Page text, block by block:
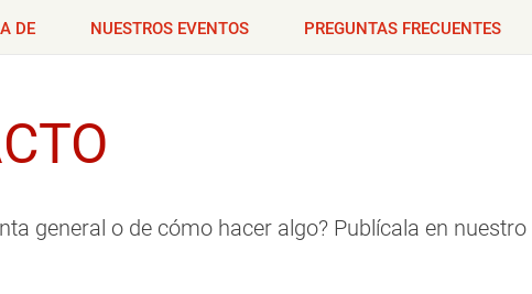
DE NUESTROS EVENTOS PREGUNTAS FRECUENTES
general o de cómo hacer algo? Publícala en nuestro